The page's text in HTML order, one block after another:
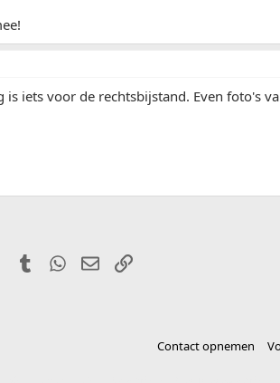
is iets voor de rechtsbijstand. Even foto's
PinterestTumblr WhatsApp
E-mailLink
Contact opnemen